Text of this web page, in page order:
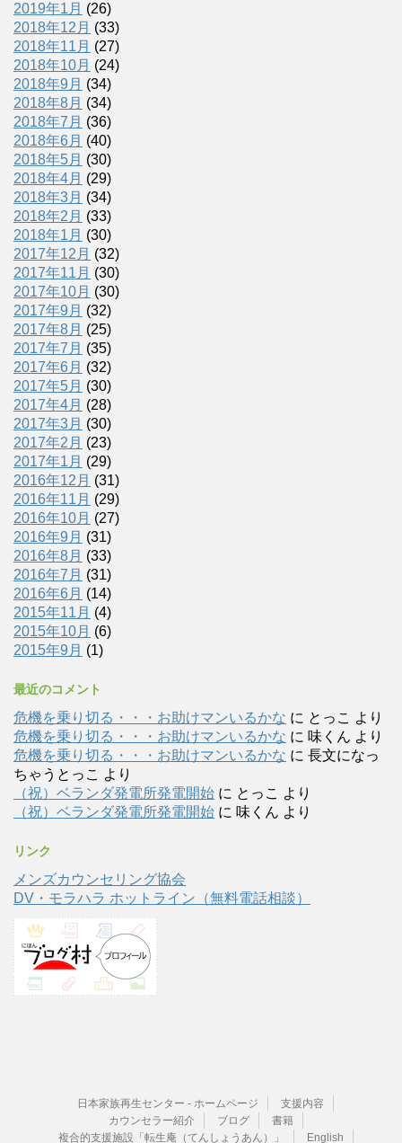
2019年1月 (26)
2018年12月 (33)
2018年11月 (27)
2018年10月 (24)
2018年9月 (34)
2018年8月 (34)
2018年7月 (36)
2018年6月 (40)
2018年5月 (30)
2018年4月 (29)
2018年3月 (34)
2018年2月 (33)
2018年1月 (30)
2017年12月 (32)
2017年11月 (30)
2017年10月 (30)
2017年9月 (32)
2017年8月 (25)
2017年7月 (35)
2017年6月 (32)
2017年5月 (30)
2017年4月 (28)
2017年3月 (30)
2017年2月 (23)
2017年1月 (29)
2016年12月 (31)
2016年11月 (29)
2016年10月 (27)
2016年9月 (31)
2016年8月 (33)
2016年7月 (31)
2016年6月 (14)
2015年11月 (4)
2015年10月 (6)
2015年9月 (1)
最近のコメント
危機を乗り切る・・・お助けマンいるかな に とっこ より
危機を乗り切る・・・お助けマンいるかな に 味くん より
危機を乗り切る・・・お助けマンいるかな に 長文になっ
ちゃうとっこ より
（祝）ベランダ発電所発電開始 に とっこ より
（祝）ベランダ発電所発電開始 に 味くん より
リンク
メンズカウンセリング協会
DV・モラハラ ホットライン（無料電話相談）
日本家族再生センター - ホームページ
支援内容
カウンセラー紹介
ブログ
書籍
複合的支援施設「転生庵（てんしょうあん）」
English